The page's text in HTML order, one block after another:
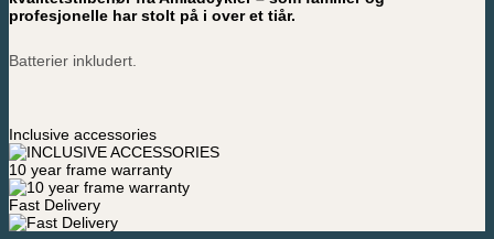
profesjonelle har stolt på i over et tiår.
Batterier inkludert.
Inclusive accessories
10 year frame warranty
Fast Delivery